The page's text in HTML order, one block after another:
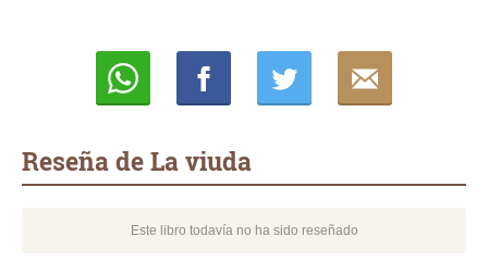
Reseña de La viuda
Este libro todavía no ha sido reseñado